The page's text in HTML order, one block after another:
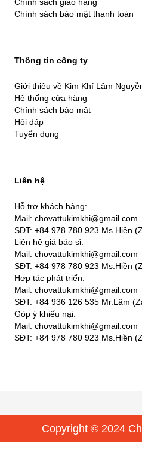
Chính sách bảo mật thanh toán
Thông tin công ty
Giới thiệu về Kim Khí Lâm
Hệ thống cửa hàng
Chính sách bảo mật
Hỏi đáp
Tuyển dụng
Liên hệ
Hỗ trợ khách hàng:
Mail: chovattukimkhi@gmail.com
SĐT: +84 978 780 923 Ms.Hiền
Liên hệ giá báo sỉ:
Mail: chovattukimkhi@gmail.com
SĐT: +84 978 780 923 Ms.Hiền
Hợp tác phát triển:
Mail: chovattukimkhi@gmail.com
SĐT: +84 936 126 535 Mr.Lâm
Góp ý khiếu nại:
Mail: chovattukimkhi@gmail.com
SĐT: +84 978 780 923 Ms.Hiền
Copyright © 2024